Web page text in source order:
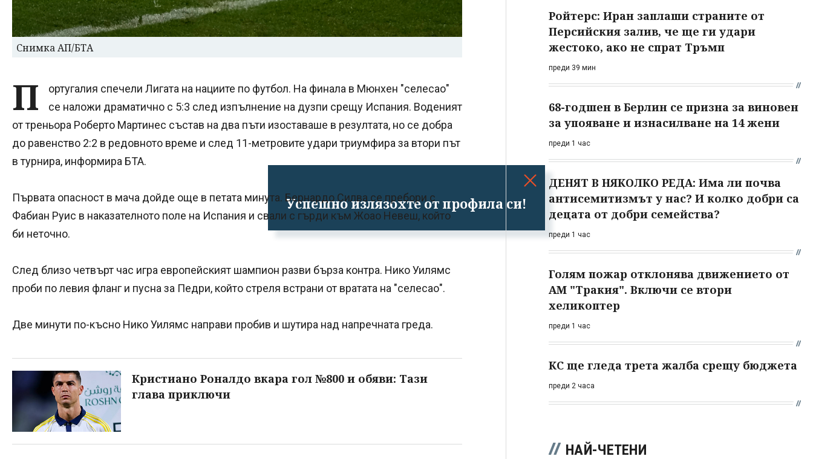
Успешно излязохте от профила си!
Снимка АП/БТА
П
ортугалия спечели Лигата на нациите по футбол. На финала в Мюнхен "селесао"
се наложи драматично с 5:3 след изпълнение на дузпи срещу Испания. Воденият
от треньора Роберто Мартинес състав на два пъти изоставаше в резултата, но се добра
до равенство 2:2 в редовното време и след 11-метровите удари триумфира за втори път
в турнира, информира БТА.
Първата опасност в мача дойде още в петата минута. Бернардо Силва се пребори с
Фабиан Руис в наказателното поле на Испания и свали с гърди към Жоао Невеш, който
би неточно.
След близо четвърт час игра европейският шампион разви бърза контра. Нико Уилямс
проби по левия фланг и пусна за Педри, който стреля встрани от вратата на "селесао".
Две минути по-късно Нико Уилямс направи пробив и шутира над напречната греда.
Кристиано Роналдо вкара гол №800 и обяви: Тази
глава приключи
Ройтерс: Иран заплаши страните от
Персийския залив, че ще ги удари
жестоко, ако не спрат Тръмп
преди 39 мин
68-годшен в Берлин се призна за виновен
за упояване и изнасилване на 14 жени
преди 1 час
ДЕНЯТ В НЯКОЛКО РЕДА: Има ли почва
антисемитизмът у нас? И колко добри са
децата от добри семейства?
преди 1 час
Голям пожар отклонява движението от
АМ "Тракия". Включи се втори
хеликоптер
преди 1 час
КС ще гледа трета жалба срещу бюджета
преди 2 часа
НАЙ-ЧЕТЕНИ